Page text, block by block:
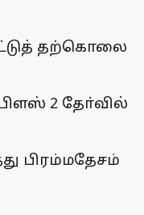
தற்கொலை
2 தோ்வில்
பிரம்மதேசம்